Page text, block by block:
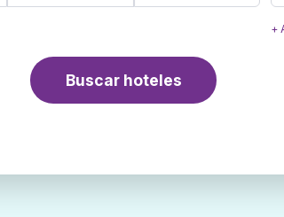
+
Buscar hoteles